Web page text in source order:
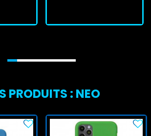
PRODUITS : NEO